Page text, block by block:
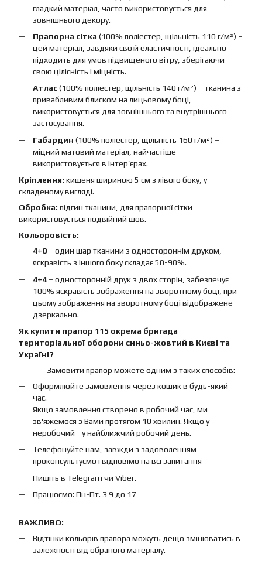
гладкий матеріал, часто використовується для
зовнішнього декору.
Прапорна сітка (100% поліестер, щільність 110 г/м²) –
цей матеріал, завдяки своїй еластичності, ідеально
підходить для умов підвищеного вітру, зберігаючи
свою цілісність і міцність.
Атлас(100% поліестер, щільність 140 г/м²) – тканина з
привабливим блиском на лицьовому боці,
використовується для зовнішнього та внутрішнього
застосування.
Габардин (100% поліестер, щільність 160 г/м²) –
міцний матовий матеріал, найчастіше
використовується в інтер’єрах.
Кріплення: кишеня шириною 5 см з лівого боку, у
складеному вигляді.
Обробка: підгин тканини, для прапорної сітки
використовується подвійний шов.
Кольоровість:
4+0 – один шар тканини з одностороннім друком,
яскравість з іншого боку складає 50-90%.
4+4 – односторонній друк з двох сторін, забезпечує
100% яскравість зображення на зворотному боці, при
цьому зображення на зворотному боці відображене
дзеркально.
Як купити прапор 115 окрема бригада
територіальної оборони синьо-жовтий в Києві та
Україні?
Замовити прапор можете одним з таких способів:
Оформлюйте замовлення через кошик в будь-який
час.
Якщо замовлення створено в робочий час, ми
зв'яжемося з Вами протягом 10 хвилин. Якщо у
неробочий - у найближчий робочий день.
Телефонуйте нам, завжди з задоволенням
проконсультуємо і відповімо на всі запитання
Пишіть в Telegram чи Viber.
Працюємо: Пн-Пт. З 9 до 17
ВАЖЛИВО:
Відтінки кольорів прапора можуть дещо змінюватись в
залежності від обраного матеріалу.